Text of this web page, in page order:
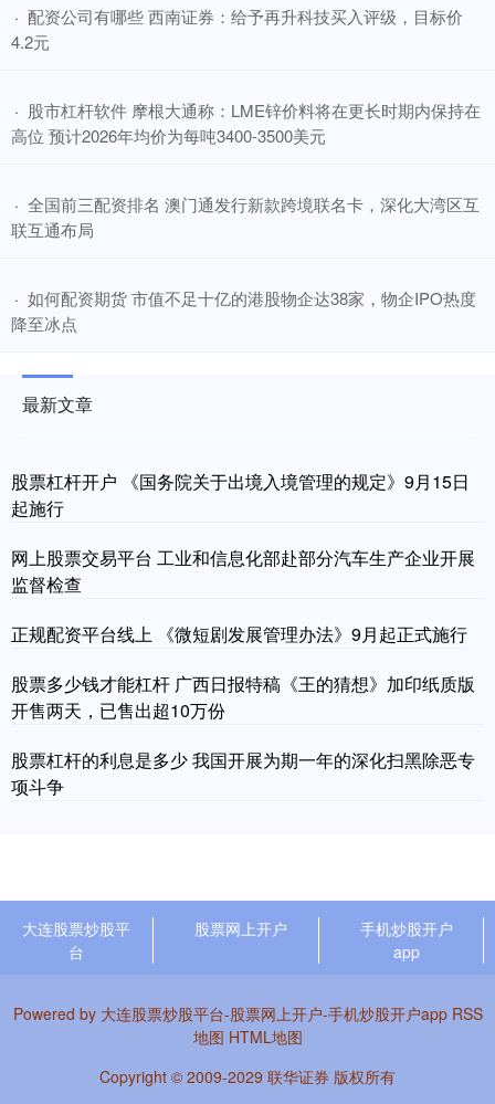
· ​配资公司有哪些 西南证券：给予再升科技买入评级，目标价
4.2元
· ​股市杠杆软件 摩根大通称：LME锌价料将在更长时期内保持在
高位 预计2026年均价为每吨3400-3500美元
· ​全国前三配资排名 澳门通发行新款跨境联名卡，深化大湾区互
联互通布局
· ​如何配资期货 市值不足十亿的港股物企达38家，物企IPO热度
降至冰点
最新文章
股票杠杆开户 《国务院关于出境入境管理的规定》9月15日
起施行
网上股票交易平台 工业和信息化部赴部分汽车生产企业开展
监督检查
正规配资平台线上 《微短剧发展管理办法》9月起正式施行
股票多少钱才能杠杆 广西日报特稿《王的猜想》加印纸质版
开售两天，已售出超10万份
股票杠杆的利息是多少 我国开展为期一年的深化扫黑除恶专
项斗争
大连股票炒股平
台
股票网上开户
手机炒股开户
app
Powered by 大连股票炒股平台-股票网上开户-手机炒股开户app RSS
地图 HTML地图
Copyright © 2009-2029 联华证券 版权所有